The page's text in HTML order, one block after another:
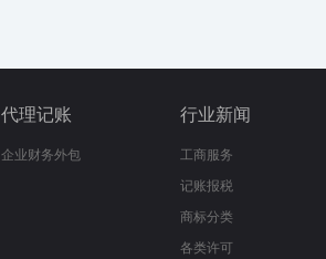
代理记账
企业财务外包
行业新闻
工商服务
记账报税
商标分类
各类许可